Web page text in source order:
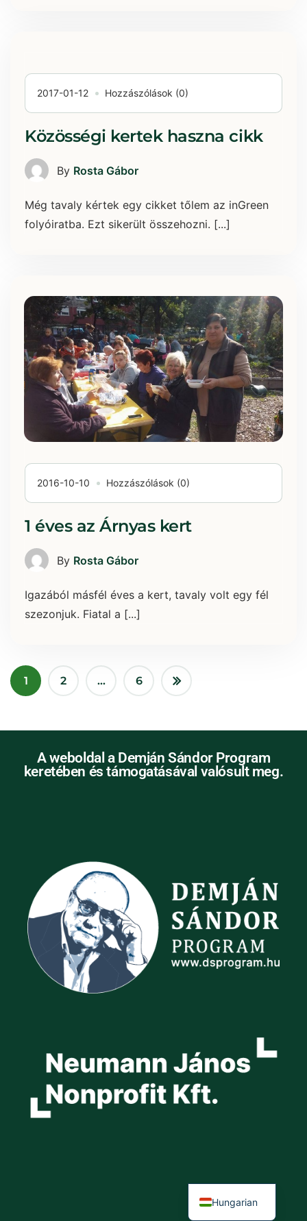
2017-01-12 Hozzászólások (0)
Közösségi kertek haszna cikk
By Rosta Gábor
Még tavaly kértek egy cikket tőlem az inGreen
folyóiratba. Ezt sikerült összehozni. [...]
2016-10-10 Hozzászólások (0)
1 éves az Árnyas kert
By Rosta Gábor
Igazából másfél éves a kert, tavaly volt egy fél
szezonjuk. Fiatal a [...]
1 2 … 6
A weboldal a Demján Sándor Program
keretében és támogatásával valósult meg.
Hungarian